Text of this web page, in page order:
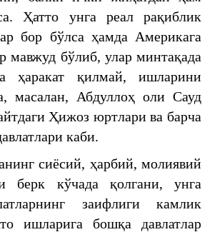
Ҳатто унга реал рақиблик
бор бўлса ҳамда Америкага
мавжуд бўлиб, улар минтақада
ҳаракат қилмай, ишларини
масалан, Абдуллоҳ оли Сауд
Ҳижоз юртлари ва барча
каби.
сиёсий, ҳарбий, молиявий
берк кўчада қолгани, унга
заифлиги камлик
ишларига бошқа давлатлар